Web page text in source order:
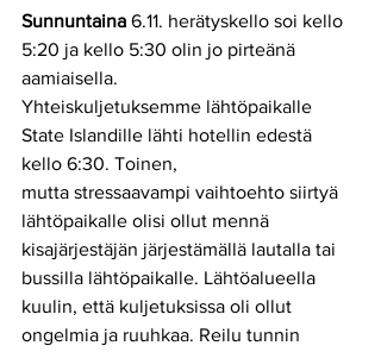
Sunnuntaina 6.11. herätyskello soi kello
5:20 ja kello 5:30 olin jo pirteänä
aamiaisella.
Yhteiskuljetuksemme lähtöpaikalle
State Islandille lähti hotellin edestä
kello 6:30. Toinen,
mutta stressaavampi vaihtoehto siirtyä
lähtöpaikalle olisi ollut mennä
kisajärjestäjän järjestämällä lautalla tai
bussilla lähtöpaikalle. Lähtöalueella
kuulin, että kuljetuksissa oli ollut
ongelmia ja ruuhkaa. Reilu tunnin